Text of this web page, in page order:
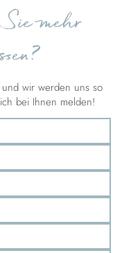
mehr
wir werden uns so
bei Ihnen melden!